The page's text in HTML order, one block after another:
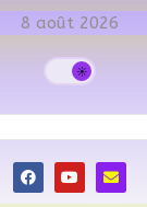
8 août 2026